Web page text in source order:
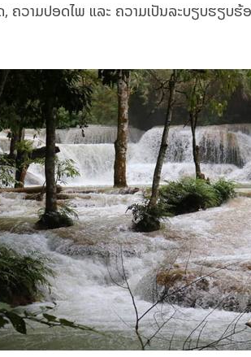
, ຄວາມປອດໄພ ແລະ ຄວາມເປັນລະບຽບຮຽບ